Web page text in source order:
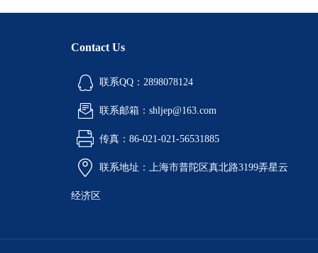
Contact Us
联系QQ：2898078124
联系邮箱：shljep@163.com
传真：86-021-021-56531885
联系地址：上海市普陀区真北路3199弄星云
经济区